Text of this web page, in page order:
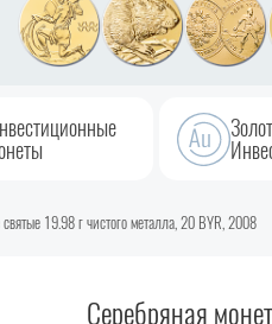
19.98 г чистого металла, 20 BYR, 2008
Серебряная